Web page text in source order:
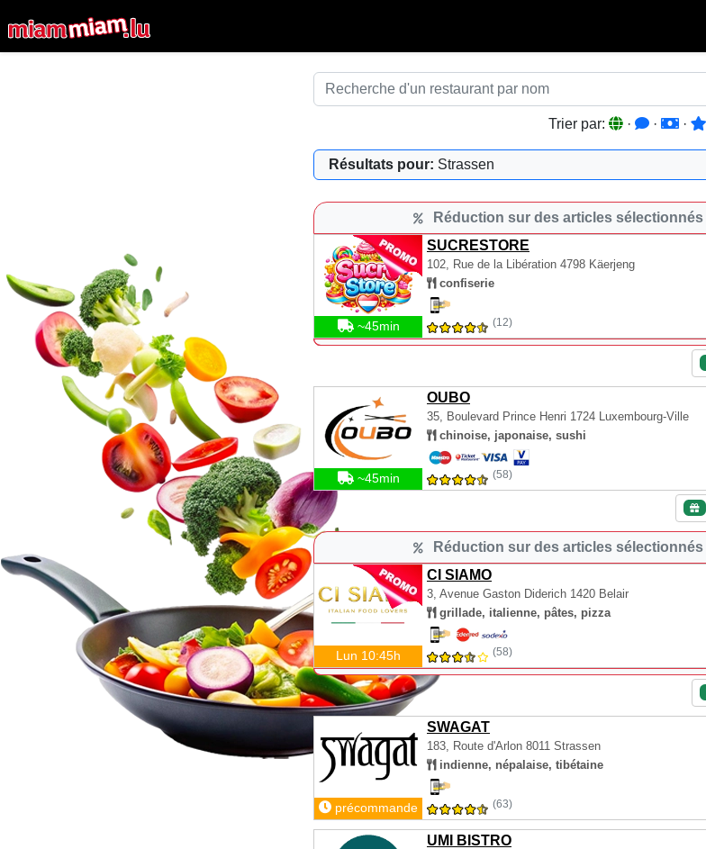
Trier par: · · ·
Résultats pour: Strassen
Réduction sur des articles sélectionnés
SUCRESTORE
102, Rue de la Libération 4798 Käerjeng
confiserie
~45min (12)
OUBO
35, Boulevard Prince Henri 1724 Luxembourg-Ville
chinoise, japonaise, sushi
~45min (58)
Réduction sur des articles sélectionnés
CI SIAMO
3, Avenue Gaston Diderich 1420 Belair
grillade, italienne, pâtes, pizza
Lun 10:45h (58)
SWAGAT
183, Route d'Arlon 8011 Strassen
indienne, népalaise, tibétaine
précommande (63)
UMI BISTRO